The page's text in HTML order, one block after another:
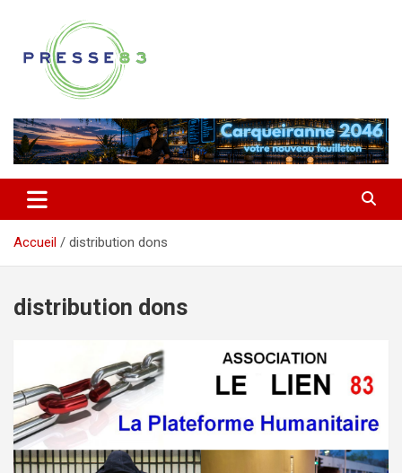
contenu
Presse 83
Accueil distribution dons
distribution dons